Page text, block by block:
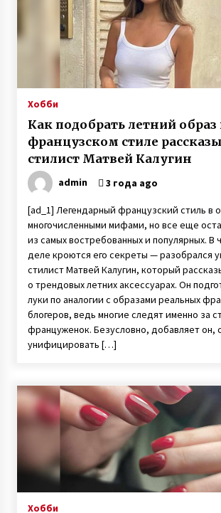
Хобби
Как подобрать летний образ
французском стиле
стилист Матвей Калугин
admin 3 года ago
[ad_1] Легендарный французский стиль в
многочисленными мифами, но все еще
из самых востребованных и популярных. В
деле кроются его секреты — разобрался
стилист Матвей Калугин, который
о трендовых летних аксессуарах. Он
луки по аналогии с образами реальных
блогеров, ведь многие следят именно за
француженок. Безусловно, добавляет он,
унифицировать […]
Хобби